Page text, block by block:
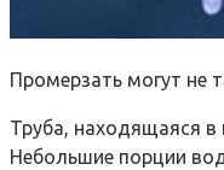
Промерзать могут не
Труба, находящаяся в
Небольшие порции